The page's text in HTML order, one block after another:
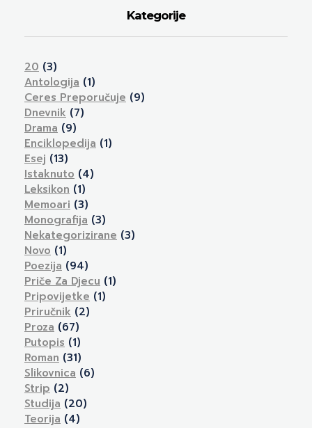
Kategorije
20 (3)
Antologija (1)
Ceres Preporučuje (9)
Dnevnik (7)
Drama (9)
Enciklopedija (1)
Esej (13)
Istaknuto (4)
Leksikon (1)
Memoari (3)
Monografija (3)
Nekategorizirane (3)
Novo (1)
Poezija (94)
Priče Za Djecu (1)
Pripovijetke (1)
Priručnik (2)
Proza (67)
Putopis (1)
Roman (31)
Slikovnica (6)
Strip (2)
Studija (20)
Teorija (4)